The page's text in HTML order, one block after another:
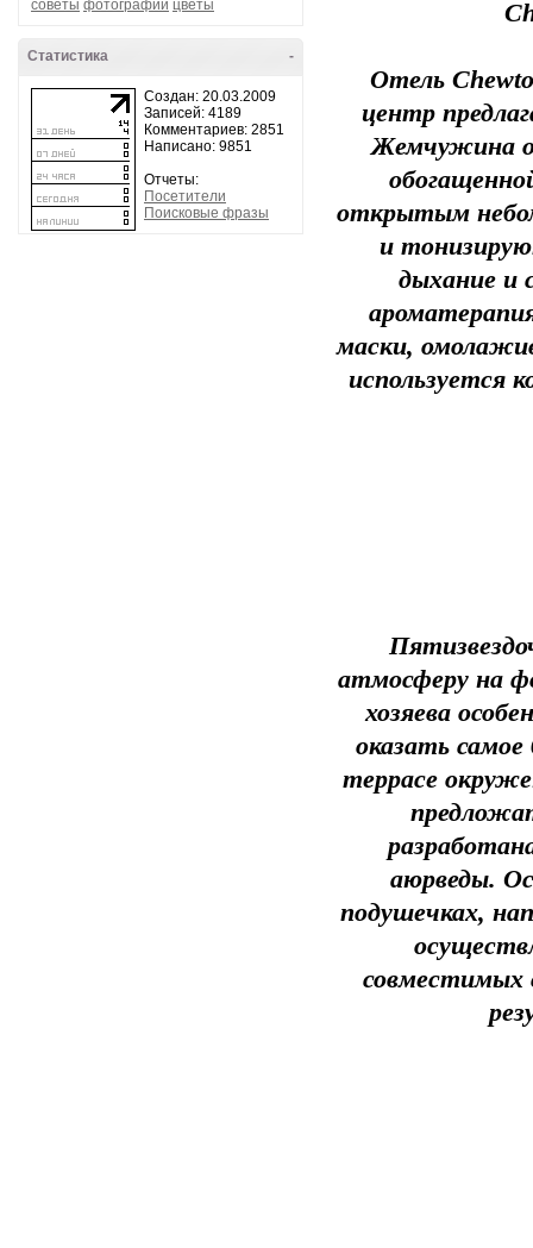
советы фотографии цветы
-
Статистика
Создан: 20.03.2009
Записей: 4189
Комментариев: 2851
Написано: 9851
Отчеты:
Посетители
Поисковые фразы
Отель
центр
Жемчужина
открытым
и
дыхание и
маски,
используется
атмосферу на
хозяева
оказать самое
террасе
аюрведы.
подушечках,
совместимых